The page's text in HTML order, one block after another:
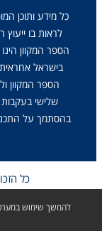
להמשך שימוש
כל מידע ותוכן
לראות בו
הספר המקוון
בישראל אחראית
הספר המקוון
שלישי
בהסתמך על
כל